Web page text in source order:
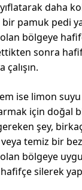
daha
bir pamuk pedi
bölgeye
sonra
çalışın.
ise limon
için doğal
şey,
veya temiz bir
bölgeye
silerek